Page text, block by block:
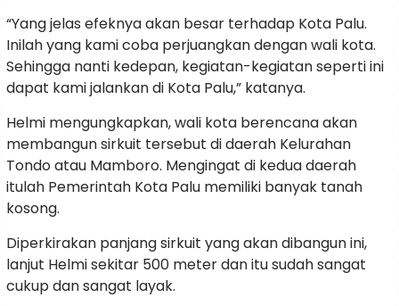
“Yang jelas efeknya akan besar terhadap Kota Palu.
Inilah yang kami coba perjuangkan dengan wali kota.
Sehingga nanti kedepan, kegiatan-kegiatan seperti ini
dapat kami jalankan di Kota Palu,” katanya.
Helmi mengungkapkan, wali kota berencana akan
membangun sirkuit tersebut di daerah Kelurahan
Tondo atau Mamboro. Mengingat di kedua daerah
itulah Pemerintah Kota Palu memiliki banyak tanah
kosong.
Diperkirakan panjang sirkuit yang akan dibangun ini,
lanjut Helmi sekitar 500 meter dan itu sudah sangat
cukup dan sangat layak.